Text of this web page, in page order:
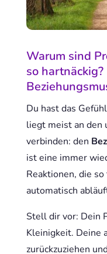
Warum sind
so
Du hast das
liegt meist an den
verbinden: den
ist eine immer
Reaktionen, die
automatisch
Stell dir vor: Dein
Kleinigkeit. Deine
zurückzuziehen